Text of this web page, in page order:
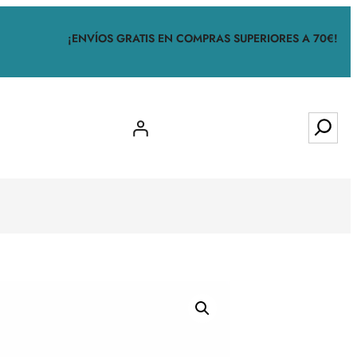
¡ENVÍOS GRATIS EN COMPRAS SUPERIORES A 70€!